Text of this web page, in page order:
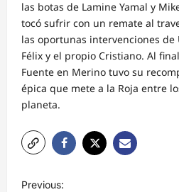
las botas de Lamine Yamal y
tocó sufrir con un remate al
las oportunas intervenciones de
Félix y el propio Cristiano. Al
Fuente en Merino tuvo su
épica que mete a la Roja entre
planeta.
NPrevious: